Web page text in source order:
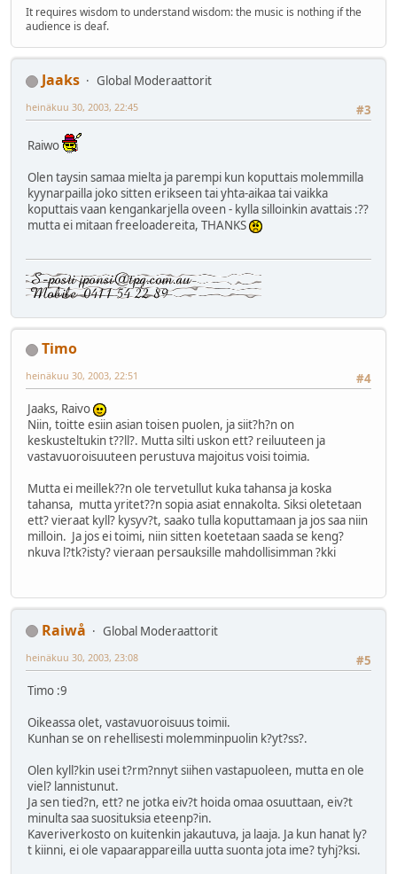
It requires wisdom to understand wisdom: the music is nothing if the
audience is deaf.
Jaaks
Global Moderaattorit
#3
heinäkuu 30, 2003, 22:45
Raiwo
Olen taysin samaa mielta ja parempi kun koputtais molemmilla
kyynarpailla joko sitten erikseen tai yhta-aikaa tai vaikka
koputtais vaan kengankarjella oveen - kylla silloinkin avattais :??
mutta ei mitaan freeloadereita, THANKS
Timo
#4
heinäkuu 30, 2003, 22:51
Jaaks, Raivo
Niin, toitte esiin asian toisen puolen, ja siit?h?n on
keskusteltukin t??ll?. Mutta silti uskon ett? reiluuteen ja
vastavuoroisuuteen perustuva majoitus voisi toimia.
Mutta ei meillek??n ole tervetullut kuka tahansa ja koska
tahansa, mutta yritet??n sopia asiat ennakolta. Siksi oletetaan
ett? vieraat kyll? kysyv?t, saako tulla koputtamaan ja jos saa niin
milloin. Ja jos ei toimi, niin sitten koetetaan saada se keng?
nkuva l?tk?isty? vieraan persauksille mahdollisimman ?kki
Raiwå
Global Moderaattorit
#5
heinäkuu 30, 2003, 23:08
Timo :9
Oikeassa olet, vastavuoroisuus toimii.
Kunhan se on rehellisesti molemminpuolin k?yt?ss?.
Olen kyll?kin usei t?rm?nnyt siihen vastapuoleen, mutta en ole
viel? lannistunut.
Ja sen tied?n, ett? ne jotka eiv?t hoida omaa osuuttaan, eiv?t
minulta saa suosituksia eteenp?in.
Kaveriverkosto on kuitenkin jakautuva, ja laaja. Ja kun hanat ly?
t kiinni, ei ole vapaarappareilla uutta suonta jota ime? tyhj?ksi.